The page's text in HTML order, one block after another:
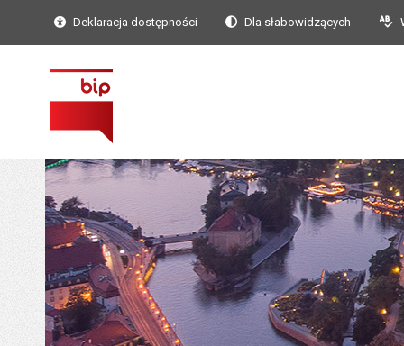
Deklaracja dostępności Dla słabowidzących